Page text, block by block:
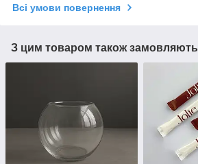
Всі умови повернення
З цим товаром також замовляють